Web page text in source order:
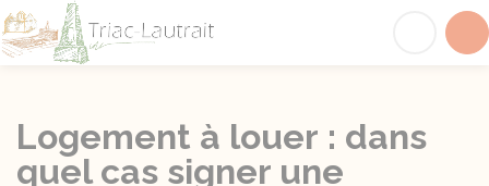
Logement à louer : dans
quel cas signer une